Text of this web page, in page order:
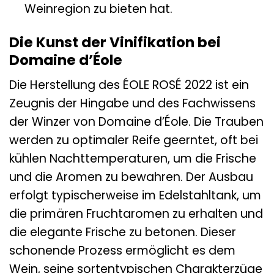
Weinregion zu bieten hat.
Die Kunst der Vinifikation bei
Domaine d’Éole
Die Herstellung des ÉOLE ROSÉ 2022 ist ein
Zeugnis der Hingabe und des Fachwissens
der Winzer von Domaine d’Éole. Die Trauben
werden zu optimaler Reife geerntet, oft bei
kühlen Nachttemperaturen, um die Frische
und die Aromen zu bewahren. Der Ausbau
erfolgt typischerweise im Edelstahltank, um
die primären Fruchtaromen zu erhalten und
die elegante Frische zu betonen. Dieser
schonende Prozess ermöglicht es dem
Wein, seine sortentypischen Charakterzüge